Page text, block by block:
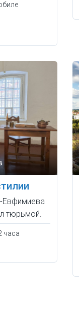
Евфимиева
тюрьмой.
часа